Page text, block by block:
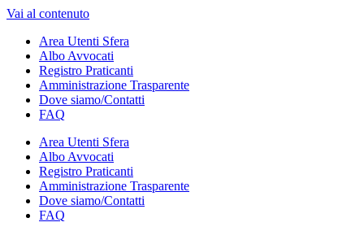
Vai al contenuto
Area Utenti Sfera
Albo Avvocati
Registro Praticanti
Amministrazione Trasparente
Dove siamo/Contatti
FAQ
Area Utenti Sfera
Albo Avvocati
Registro Praticanti
Amministrazione Trasparente
Dove siamo/Contatti
FAQ